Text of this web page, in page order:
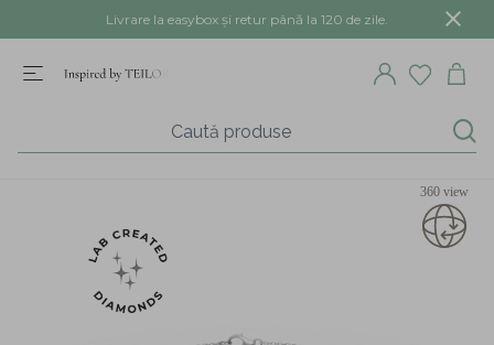
Livrare la easybox și retur până la 120 de zile.
360 view